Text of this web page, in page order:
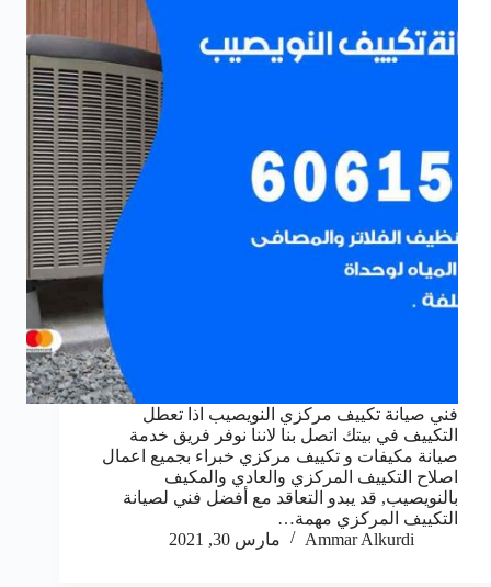
فني صيانة تكييف مركزي النويصيب اذا تعطل
التكييف في بيتك اتصل بنا لاننا نوفر فريق خدمة
صيانة مكيفات و تكييف مركزي خبراء بجميع اعمال
اصلاح التكييف المركزي والعادي والمكيف
بالنويصيب, قد يبدو التعاقد مع أفضل فني لصيانة
التكييف المركزي مهمة…
Ammar Alkurdi
مارس 30, 2021